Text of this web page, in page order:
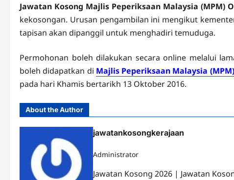
Jawatan Kosong Majlis Peperiksaan Malaysia (MPM)
kekosongan. Urusan pengambilan ini mengikut
tapisan akan dipanggil untuk menghadiri temuduga.
Permohonan boleh dilakukan secara online melalui
boleh didapatkan di Majlis Peperiksaan Malaysia (MPM)
pada hari Khamis bertarikh 13 Oktober 2016.
About the Author
jawatankosongkerajaan
Administrator
Jawatan Kosong 2026 | Jawatan